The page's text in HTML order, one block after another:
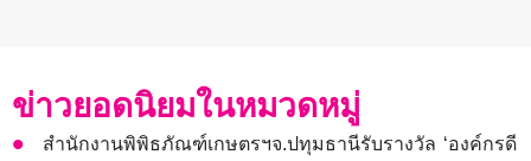
ข่าวยอดนิยมในหมวดหมู่
สำนักงานพิพิธภัณฑ์เกษตรฯจ.ปทุมธานีรับรางวัล ‘องค์กรดี